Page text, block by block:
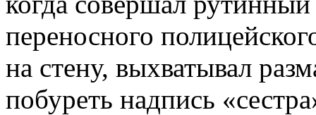
переносного
на стену, выхватывал
побуреть надпись